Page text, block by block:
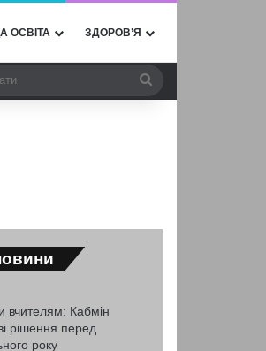
ОСВІТА ЗДОРОВ’Я
вчителям: Кабмін
рішення перед
року